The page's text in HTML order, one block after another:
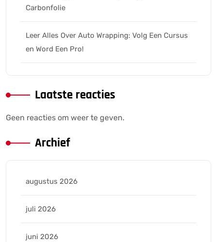
Carbonfolie
Leer Alles Over Auto Wrapping: Volg Een Cursus
en Word Een Pro!
Laatste reacties
Geen reacties om weer te geven.
Archief
augustus 2026
juli 2026
juni 2026